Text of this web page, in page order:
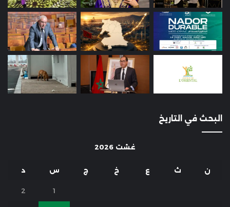
البحث في التاريخ
غشت 2026
ن ث ع خ ج س د
1
2